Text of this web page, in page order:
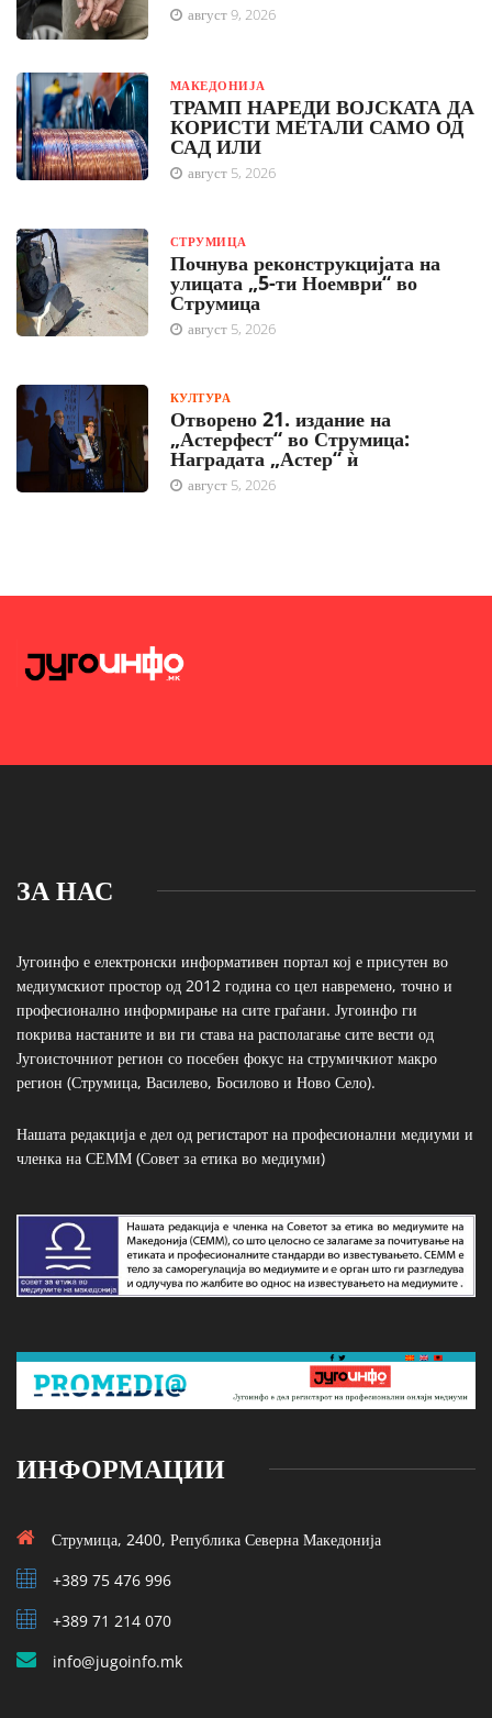
август 9, 2026
МАКЕДОНИЈА
ТРАМП НАРЕДИ ВОЈСКАТА ДА
КОРИСТИ МЕТАЛИ САМО ОД
САД ИЛИ
август 5, 2026
СТРУМИЦА
Почнува реконструкцијата на
улицата „5-ти Ноември“ во
Струмица
август 5, 2026
КУЛТУРА
Отворено 21. издание на
„Астерфест“ во Струмица:
Наградата „Астер“ ѝ
август 5, 2026
ЗА НАС
Југоинфо е електронски информативен портал кој е присутен во
медиумскиот простор од 2012 година со цел навремено, точно и
професионално информирање на сите граѓани. Југоинфо ги
покрива настаните и ви ги става на располагање сите вести од
Југоисточниот регион со посебен фокус на струмичкиот макро
регион (Струмица, Василево, Босилово и Ново Село).
Нашата редакција е дел од регистарот на професионални медиуми и
членка на СЕММ (Совет за етика во медиуми)
ИНФОРМАЦИИ
Струмица, 2400, Република Северна Македонија
+389 75 476 996
+389 71 214 070
info@jugoinfo.mk